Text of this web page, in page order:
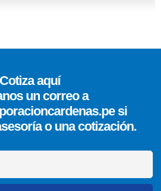
Cotiza aquí
un correo a
si
o una cotización.